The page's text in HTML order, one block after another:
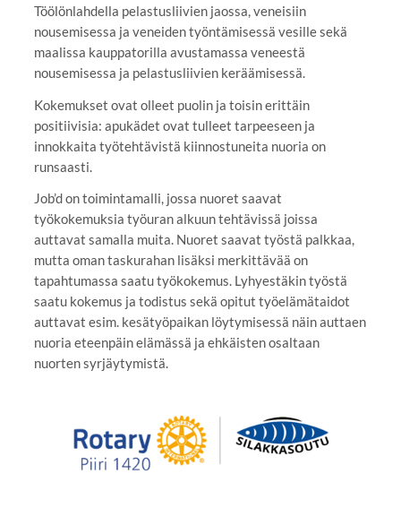
Töölönlahdella pelastusliivien jaossa, veneisiin
nousemisessa ja veneiden työntämisessä vesille sekä
maalissa kauppatorilla avustamassa veneestä
nousemisessa ja pelastusliivien keräämisessä.
Kokemukset ovat olleet puolin ja toisin erittäin
positiivisia: apukädet ovat tulleet tarpeeseen ja
innokkaita työtehtävistä kiinnostuneita nuoria on
runsaasti.
Job’d on toimintamalli, jossa nuoret saavat
työkokemuksia työuran alkuun tehtävissä joissa
auttavat samalla muita. Nuoret saavat työstä palkkaa,
mutta oman taskurahan lisäksi merkittävää on
tapahtumassa saatu työkokemus. Lyhyestäkin työstä
saatu kokemus ja todistus sekä opitut työelämätaidot
auttavat esim. kesätyöpaikan löytymisessä näin auttaen
nuoria eteenpäin elämässä ja ehkäisten osaltaan
nuorten syrjäytymistä.